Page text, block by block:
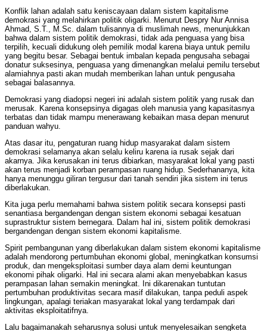
Konflik lahan adalah satu keniscayaan dalam sistem kapitalisme
demokrasi yang melahirkan politik oligarki. Menurut Despry Nur Annisa
Ahmad, S.T., M.Sc. dalam tulisannya di muslimah news, menunjukkan
bahwa dalam sistem politik demokrasi, tidak ada penguasa yang bisa
terpilih, kecuali didukung oleh pemilik modal karena biaya untuk pemilu
yang begitu besar. Sebagai bentuk imbalan kepada pengusaha sebagai
donatur suksesinya, penguasa yang dimenangkan melalui pemilu tersebut
alamiahnya pasti akan mudah memberikan lahan untuk pengusaha
sebagai balasannya.
Demokrasi yang diadopsi negeri ini adalah sistem politik yang rusak dan
merusak. Karena konsepsinya digagas oleh manusia yang kapasitasnya
terbatas dan tidak mampu menerawang kebaikan masa depan menurut
panduan wahyu.
Atas dasar itu, pengaturan ruang hidup masyarakat dalam sistem
demokrasi selamanya akan selalu keliru karena ia rusak sejak dari
akarnya. Jika kerusakan ini terus dibiarkan, masyarakat lokal yang pasti
akan terus menjadi korban perampasan ruang hidup. Sederhananya, kita
hanya menunggu giliran tergusur dari tanah sendiri jika sistem ini terus
diberlakukan.
Kita juga perlu memahami bahwa sistem politik secara konsepsi pasti
senantiasa bergandengan dengan sistem ekonomi sebagai kesatuan
suprastruktur sistem bernegara. Dalam hal ini, sistem politik demokrasi
bergandengan dengan sistem ekonomi kapitalisme.
Spirit pembangunan yang diberlakukan dalam sistem ekonomi kapitalisme
adalah mendorong pertumbuhan ekonomi global, meningkatkan konsumsi
produk, dan mengeksploitasi sumber daya alam demi keuntungan
ekonomi pihak oligarki. Hal ini secara alami akan menyebabkan kasus
perampasan lahan semakin meningkat. Ini dikarenakan tuntutan
pertumbuhan produktivitas secara masif dilakukan, tanpa peduli aspek
lingkungan, apalagi teriakan masyarakat lokal yang terdampak dari
aktivitas eksploitatifnya.
Lalu bagaimanakah seharusnya solusi untuk menyelesaikan sengketa